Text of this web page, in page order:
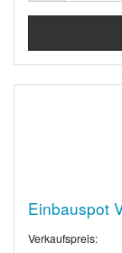
Einbauspot
Verkaufspreis: